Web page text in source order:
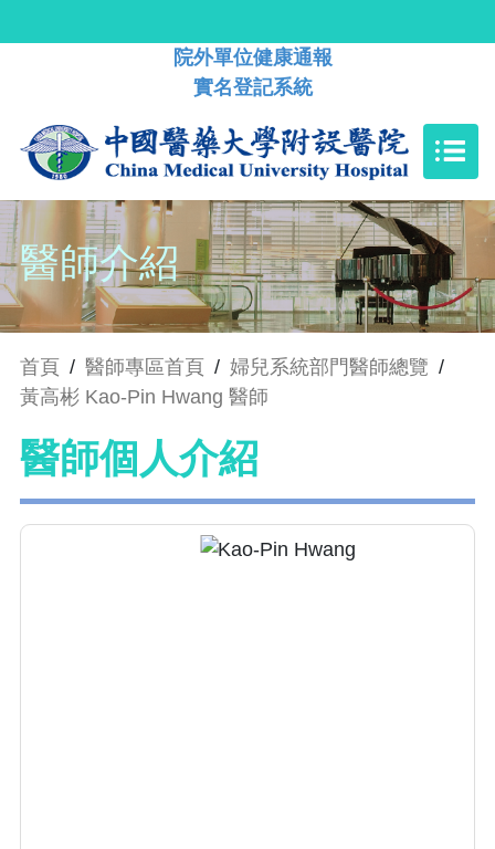
院外單位健康通報
實名登記系統
醫師介紹
首頁 / 醫師專區首頁 / 婦兒系統部門醫師總覽 /
黃高彬 Kao-Pin Hwang 醫師
醫師個人介紹